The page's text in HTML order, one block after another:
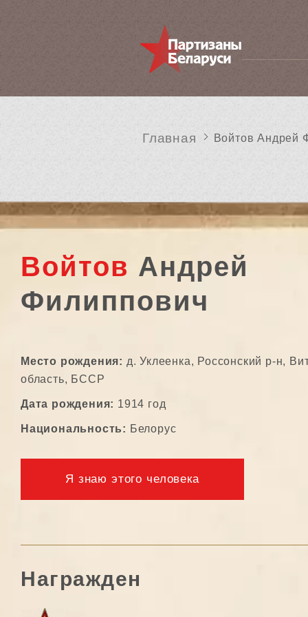
Главная Войтов Андрей
Войтов Андрей
Филиппович
Место рождения: д. Уклеенка, Россонский р-н,
область, БССР
Дата рождения: 1914 год
Национальность: Белорус
Я знаю этого человека
Награжден